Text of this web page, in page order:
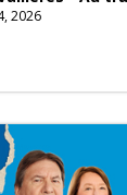
2026